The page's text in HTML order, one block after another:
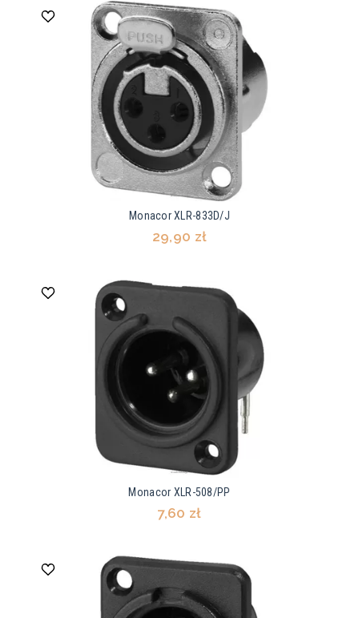
Monacor XLR-833D/J
29,90 zł
Monacor XLR-508/PP
7,60 zł